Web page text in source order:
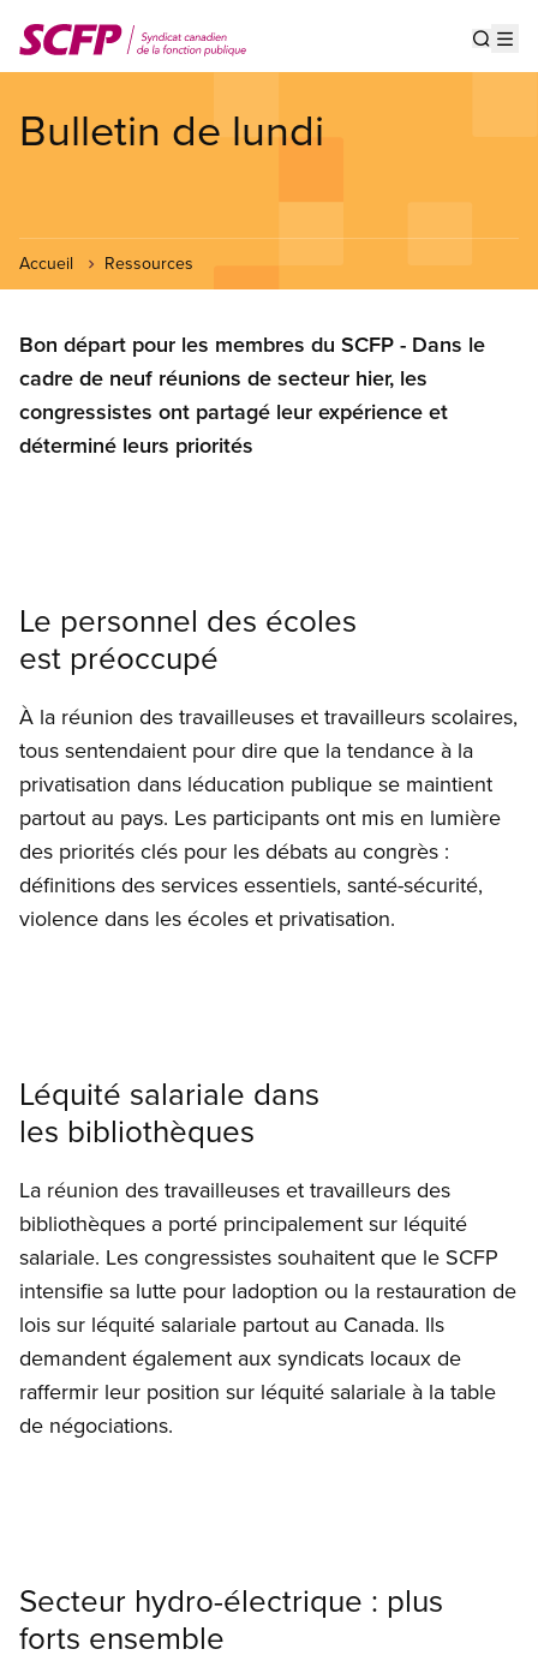
au
contenu
Bulletin de lundi
Accueil Ressources
Bon départ pour les membres du SCFP - Dans le
cadre de neuf réunions de secteur hier, les
congressistes ont partagé leur expérience et
déterminé leurs priorités
Le personnel des écoles
est préoccupé
À la réunion des travailleuses et travailleurs scolaires,
tous sentendaient pour dire que la tendance à la
privatisation dans léducation publique se maintient
partout au pays. Les participants ont mis en lumière
des priorités clés pour les débats au congrès :
définitions des services essentiels, santé-sécurité,
violence dans les écoles et privatisation.
Léquité salariale dans
les bibliothèques
La réunion des travailleuses et travailleurs des
bibliothèques a porté principalement sur léquité
salariale. Les congressistes souhaitent que le SCFP
intensifie sa lutte pour ladoption ou la restauration de
lois sur léquité salariale partout au Canada. Ils
demandent également aux syndicats locaux de
raffermir leur position sur léquité salariale à la table
de négociations.
Secteur hydro-électrique : plus
forts ensemble